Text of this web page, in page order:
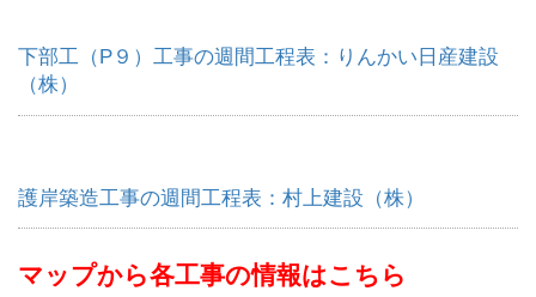
下部工（P９）工事の週間工程表：りんかい日産建設
（株）
護岸築造工事の週間工程表：村上建設（株）
マップから各工事の情報はこちら